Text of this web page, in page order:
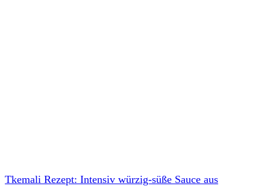
Tkemali Rezept: Intensiv würzig-süße Sauce aus